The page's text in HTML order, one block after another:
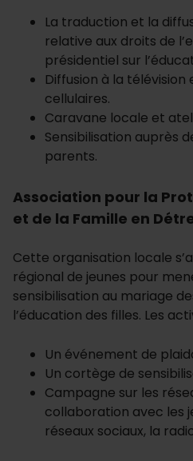
La traduction et la
relative aux droits de
présidentiel sur
Diffusion à la
cellulaires.
Caravane locale et
Sensibilisation auprès
parents.
Association pour la
et de la Famille en
Cette organisation locale
régional de jeunes pour
sensibilisation au mariage
l’éducation des filles. Les
Un événement de
Un cortège de
Campagne sur les
collaboration avec les
réseaux sociaux, la